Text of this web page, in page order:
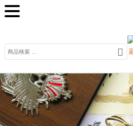
検
索
象: